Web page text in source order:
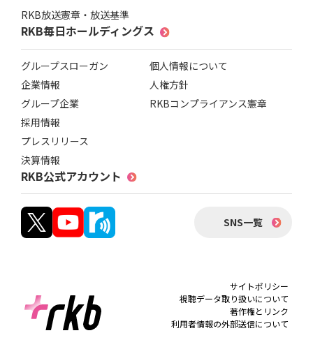
RKB放送憲章・放送基準
RKB毎日ホールディングス
グループスローガン
企業情報
グループ企業
採用情報
プレスリリース
決算情報
個人情報について
人権方針
RKBコンプライアンス憲章
RKB公式アカウント
SNS一覧
サイトポリシー
視聴データ取り扱いについて
著作権とリンク
利用者情報の外部送信について